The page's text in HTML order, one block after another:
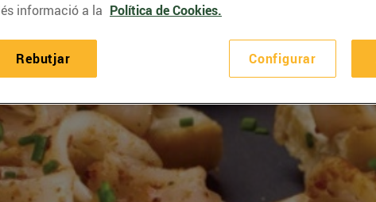
informació a la Política de Cookies.
Configurar
Rebutjar